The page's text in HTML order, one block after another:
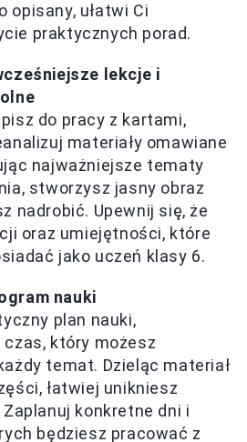
opisany, ułatwi Ci
praktycznych porad.
lekcje i
do pracy z kartami,
materiały omawiane
najważniejsze tematy
stworzysz jasny obraz
nadrobić. Upewnij się, że
oraz umiejętności, które
jako uczeń klasy 6.
nauki
plan nauki,
który możesz
temat. Dzieląc materiał
łatwiej unikniesz
konkretne dni i
będziesz pracować z